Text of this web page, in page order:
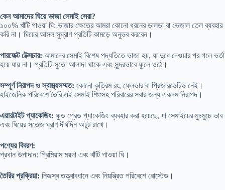
কেন আমাদের ঘিয়ে ভাজা সেমাই সেরা?
১০০% খাঁটি গাওয়া ঘি: ভাজার ক্ষেত্রে আমরা কোনো ধরনের ডালডা বা ভেজাল তেল ব্যবহার
করি না। ঘিয়ের আসল সুঘ্রাণ প্রতিটি কামড়ে অনুভব করবেন।
পারফেক্ট টেক্সচার: আমাদের সেমাই বিশেষ পদ্ধতিতে ভাজা হয়, যা দুধে দেওয়ার পর গলে ভর্তা
হয়ে যায় না। প্রতিটি সুতো আলাদা থাকে এবং সুন্দরভাবে ফুলে ওঠে।
সম্পূর্ণ নিরাপদ ও স্বাস্থ্যসম্মত: কোনো কৃত্রিম রং, ফ্লেভার বা প্রিজারভেটিভ নেই।
হাইজেনিক পরিবেশে তৈরি এই সেমাই শিশুসহ পরিবারের সবার জন্য একদম নিরাপদ।
এয়ারটাইট প্যাকেজিং: ফুড গ্রেড প্যাকেজিং ব্যবহার করা হয়েছে, যা সেমাইয়ের মুচমুচে ভাব
এবং ঘিয়ের সতেজ ঘ্রাণ দীর্ঘদিন অটুট রাখে।
পণ্যের বিবরণ:
প্রধান উপাদান: প্রিমিয়াম ময়দা এবং খাঁটি গাওয়া ঘি।
তৈরির প্রক্রিয়া: নিজস্ব তত্ত্বাবধানে এবং নিয়ন্ত্রিত পরিবেশে রোস্টেড।